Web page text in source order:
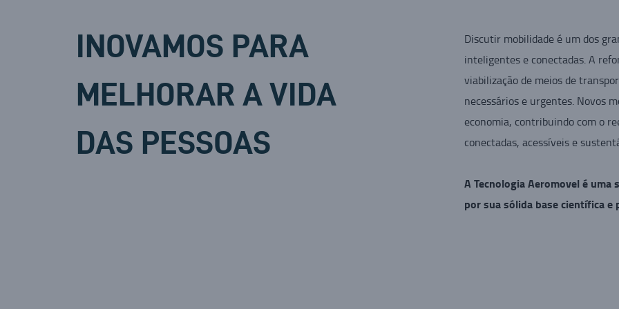
INOVAMOS PARA
MELHORAR A VIDA
DAS PESSOAS
Discutir mobilidade é um dos
inteligentes e conectadas. A
viabilização de meios de
necessários e urgentes. Novos
economia, contribuindo com o
conectadas, acessíveis e
A Tecnologia Aeromovel é
por sua sólida base científica